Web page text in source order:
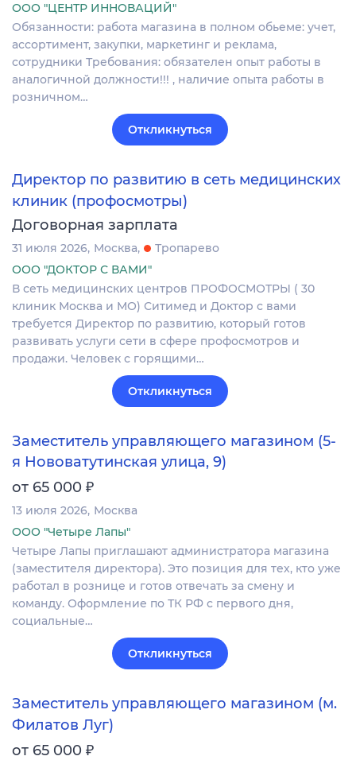
ООО "ЦЕНТР ИННОВАЦИЙ"
Обязанности: работа магазина в полном обьеме: учет,
ассортимент, закупки, маркетинг и реклама,
сотрудники Требования: обязателен опыт работы в
аналогичной должности!!! , наличие опыта работы в
розничном…
Откликнуться
Директор по развитию в сеть медицинских
клиник (профосмотры)
Договорная зарплата
31 июля 2026 Москва
Тропарево
ООО "ДОКТОР С ВАМИ"
В сеть медицинских центров ПРОФОСМОТРЫ ( 30
клиник Москва и МО) Ситимед и Доктор с вами
требуется Директор по развитию, который готов
развивать услуги сети в сфере профосмотров и
продажи. Человек с горящими…
Откликнуться
Заместитель управляющего магазином (5-
я Нововатутинская улица, 9)
от 65 000 ₽
13 июля 2026 Москва
ООО "Четыре Лапы"
Четыре Лапы приглашают администратора магазина
(заместителя директора). Это позиция для тех, кто уже
работал в рознице и готов отвечать за смену и
команду. Оформление по ТК РФ с первого дня,
социальные…
Откликнуться
Заместитель управляющего магазином (м.
Филатов Луг)
от 65 000 ₽